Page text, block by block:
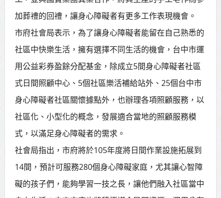
加葬禮的回禮，讓身心障礙者有更多工作表現機會。
市府社會局表示，為了讓身心障礙者能留在自己熟悉的
社區中快樂生活，擁有選擇不同生活的機會，台中市運
用公益彩券盈餘分配基金，除成立5間身心障礙者社區
式日間照顧中心、5個社區樂活補給站外、25個台中市
身心障礙者社區關懷據點外，也辦理各項照顧服務，以
社區化、小型化的概念，發展適合當地的照顧服務模
式，以滿足身心障礙者的需求。
社會局指出，市府將於105年度將日間作業設施拓展到
14間，預計可服務280個身心障礙家庭，尤其讓心智障
礙的孩子們，能夠學習一技之長，讓他們融入社區當中